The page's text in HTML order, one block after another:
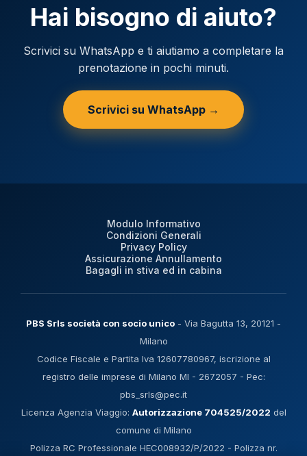
Hai bisogno di aiuto?
Scrivici su WhatsApp e ti aiutiamo a completare la
prenotazione in pochi minuti.
Scrivici su WhatsApp →
Modulo Informativo
Condizioni Generali
Privacy Policy
Assicurazione Annullamento
Bagagli in stiva ed in cabina
PBS Srls società con socio unico - Via Bagutta 13, 20121 -
Milano
Codice Fiscale e Partita Iva 12607780967, iscrizione al
registro delle imprese di Milano MI - 2672057 - Pec:
pbs_srls@pec.it
Licenza Agenzia Viaggio: Autorizzazione 704525/2022 del
comune di Milano
Polizza RC Professionale HEC008932/P/2022 - Polizza nr.